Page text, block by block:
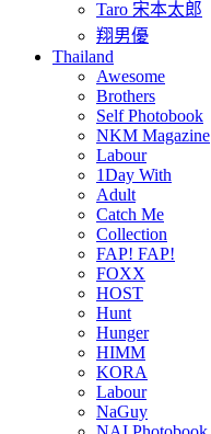
Taro 宋本太郎
翔男優
Thailand
Awesome
Brothers
Self Photobook
NKM Magazine
Labour
1Day With
Adult
Catch Me
Collection
FAP! FAP!
FOXX
HOST
Hunt
Hunger
HIMM
KORA
Labour
NaGuy